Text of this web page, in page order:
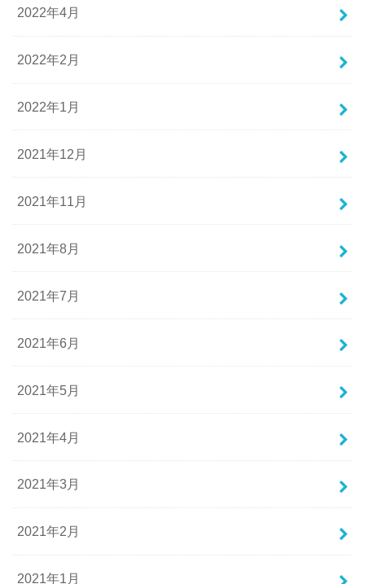
2022年4月
2022年2月
2022年1月
2021年12月
2021年11月
2021年8月
2021年7月
2021年6月
2021年5月
2021年4月
2021年3月
2021年2月
2021年1月